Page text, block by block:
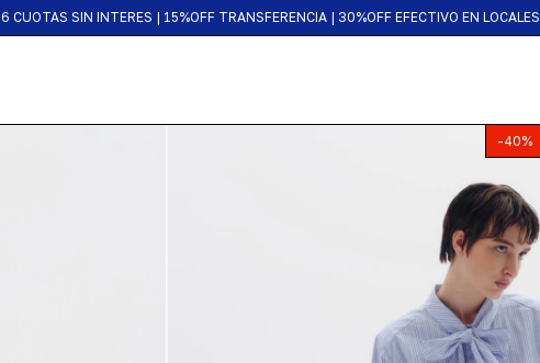
CUOTAS SIN INTERES | 15%OFF TRANSFERENCIA | 30%OFF EFECTIVO EN LOCALES
-40%